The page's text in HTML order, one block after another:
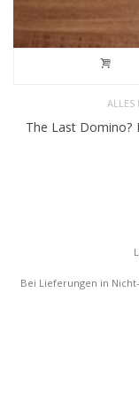
ALLES
The Last Domino?
Bei Lieferungen in